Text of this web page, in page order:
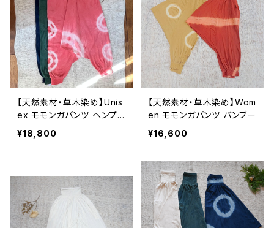
【天然素材・草木染め】Unis
ex モモンガパンツ ヘンプコ
ットン
¥18,800
【天然素材・草木染め】Wom
en モモンガパンツ バンブー
¥16,600